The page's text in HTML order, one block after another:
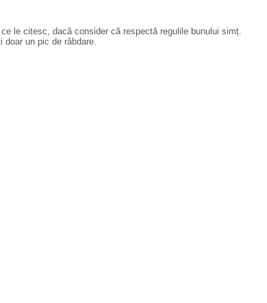
le citesc, dacă consider că respectă regulile bunului simț.
doar un pic de răbdare.